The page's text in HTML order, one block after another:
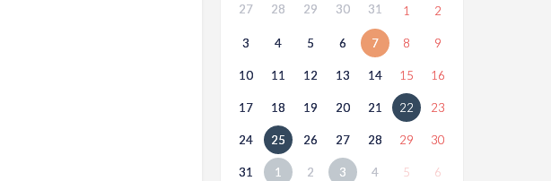
27 28 29 30 31 1 2
3 4 5 6 7 8 9
10 11 12 13 14 15 16
17 18 19 20 21 22 23
24 25 26 27 28 29 30
31 1 2 3 4 5 6